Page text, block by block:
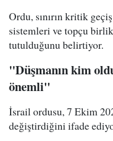
Ordu, sınırın kritik
sistemleri ve topçu
tutulduğunu belirtiyor.
"Düşmanın kim
önemli"
İsrail ordusu, 7 Ekim
değiştirdiğini ifade